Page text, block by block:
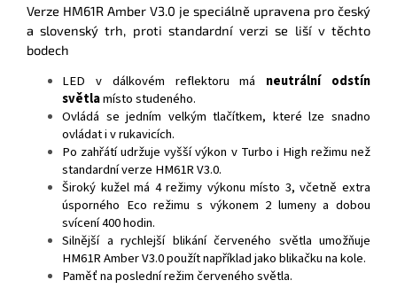
Verze HM61R Amber V3.0 je speciálně upravena pro český
a slovenský trh, proti standardní verzi se liší v těchto
bodech
LED v dálkovém reflektoru má neutrální odstín
světlamísto studeného.
Ovládá se jedním velkým tlačítkem, které lze snadno
ovládat i v rukavicích.
Po zahřátí udržuje vyšší výkon v Turbo i High režimu než
standardní verze HM61R V3.0.
Široký kužel má 4 režimy výkonu místo 3, včetně extra
úsporného Eco režimu s výkonem 2 lumeny a dobou
svícení 400 hodin.
Silnější a rychlejší blikání červeného světla umožňuje
HM61R Amber V3.0 použít například jako blikačku na kole.
Paměť na poslední režim červeného světla.